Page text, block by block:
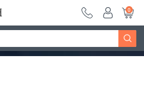
грн ~ 250 грн ~
Дізнатись більше
0